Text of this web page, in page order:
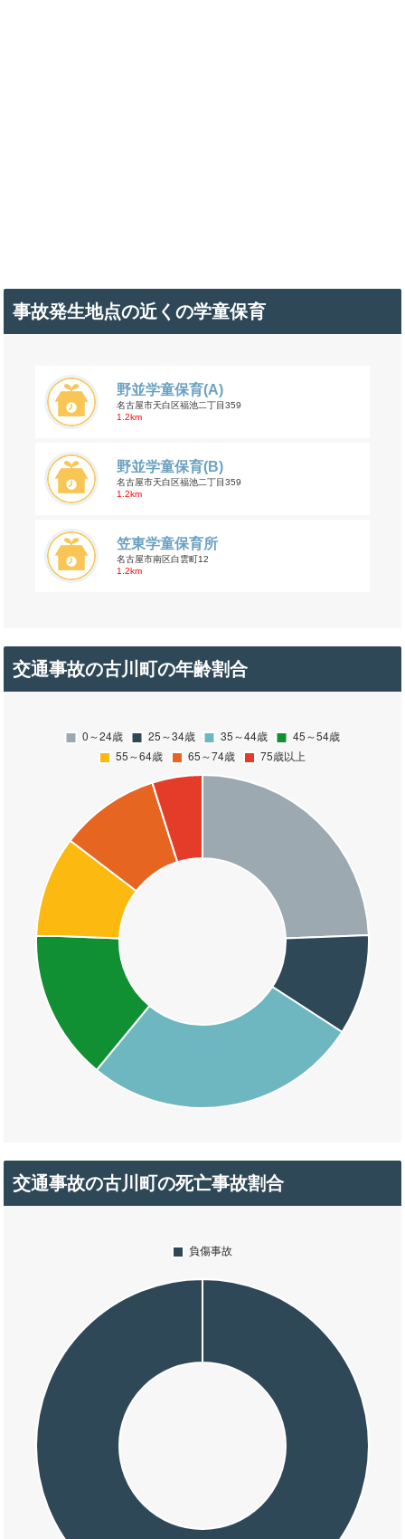
事故発生地点の近くの学童保育
野並学童保育(A)
名古屋市天白区福池二丁目359
1.2km
野並学童保育(B)
名古屋市天白区福池二丁目359
1.2km
笠東学童保育所
名古屋市南区白雲町12
1.2km
交通事故の古川町の年齢割合
交通事故の古川町の死亡事故割合